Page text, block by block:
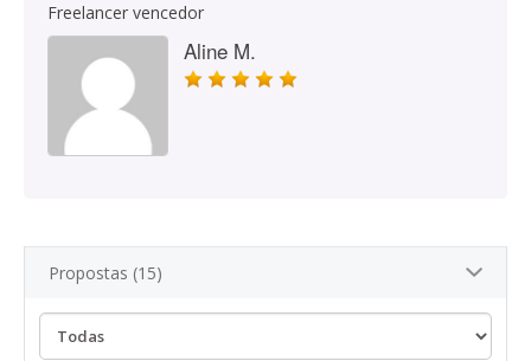
Freelancer vencedor
Aline M.
Propostas (15)